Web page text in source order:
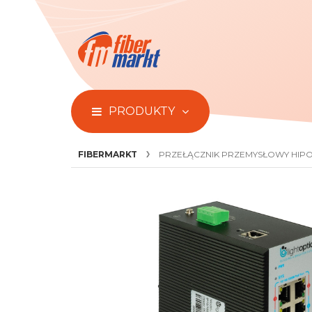
PRODUKTY
FIBERMARKT PRZEŁĄCZNIK PRZEMYSŁOWY